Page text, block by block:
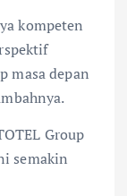
kompeten
masa depan
Group
semakin